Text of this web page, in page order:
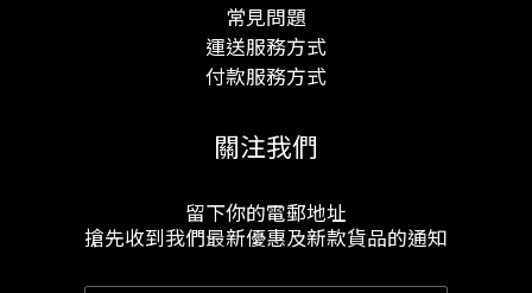
常見問題
運送服務方式
付款服務方式
關注我們
留下你的電郵地址
搶先收到我們最新優惠及新款貨品的通知